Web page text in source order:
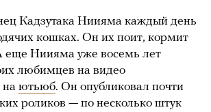
Кадзутака Ниияма каждый день
кошках. Он их поит, кормит
еще Ниияма уже восемь лет
любимцев на видео
ютьюб. Он опубликовал почти
роликов — по несколько штук